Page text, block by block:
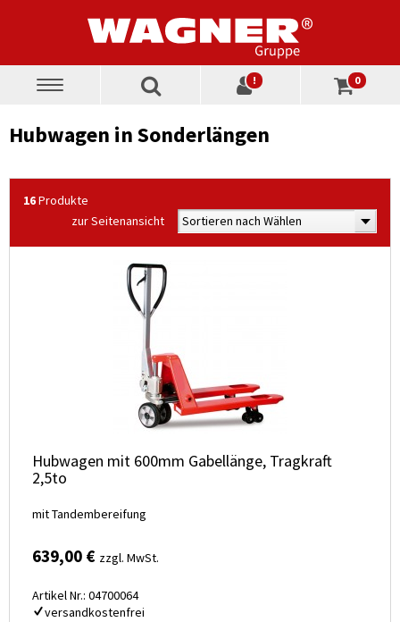
Toggle
! 0
Hubwagen in Sonderlängen
16Produkte
Sortieren nach Wählen
zur Seitenansicht
Hubwagen mit 600mm Gabellänge, Tragkraft
2,5to
mit Tandembereifung
639,00 € zzgl. MwSt.
Artikel Nr.: 04700064
versandkostenfrei